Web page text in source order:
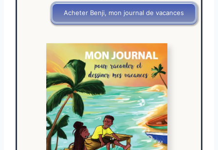
Acheter Benji, mon journal de vacances